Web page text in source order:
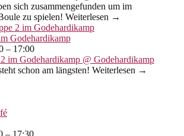
sich zusammengefunden um im
zu spielen! Weiterlesen →
2 im Godehardikamp
Godehardikamp
– 17:00
schon am längsten! Weiterlesen →
– 17:30